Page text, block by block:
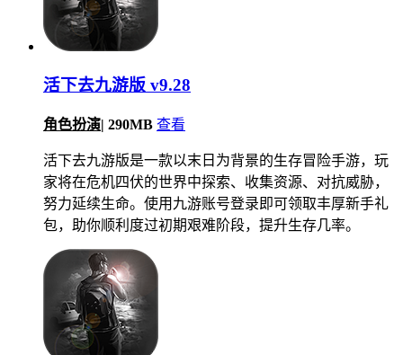
活下去九游版 v9.28
角色扮演| 290MB 查看
活下去九游版是一款以末日为背景的生存冒险手游，玩
家将在危机四伏的世界中探索、收集资源、对抗威胁，
努力延续生命。使用九游账号登录即可领取丰厚新手礼
包，助你顺利度过初期艰难阶段，提升生存几率。